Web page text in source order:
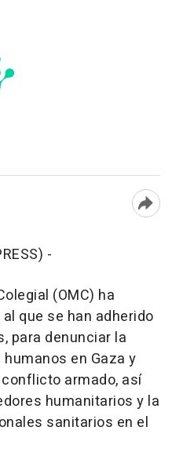
-
(OMC) ha
que se han adherido
para denunciar la
en Gaza y
armado, así
humanitarios y la
sanitarios en el